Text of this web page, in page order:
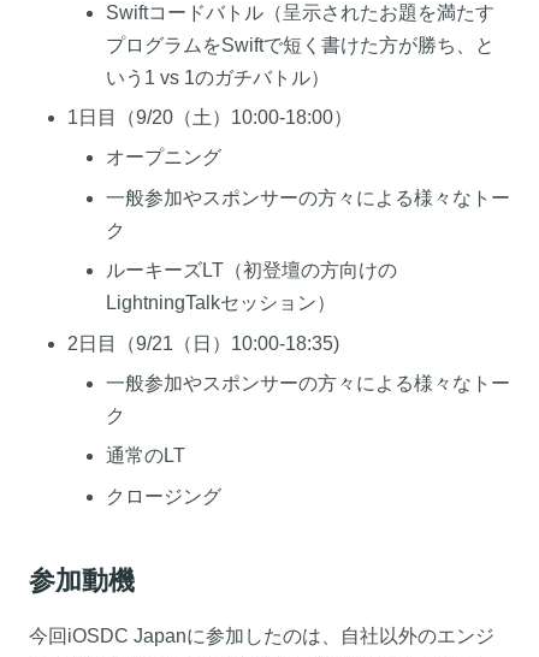
Swiftコードバトル（呈示されたお題を満たす
プログラムをSwiftで短く書けた方が勝ち、と
いう1 vs 1のガチバトル）
1日目（9/20（土）10:00-18:00）
オープニング
一般参加やスポンサーの方々による様々なトー
ク
ルーキーズLT（初登壇の方向けの
LightningTalkセッション）
2日目（9/21（日）10:00-18:35)
一般参加やスポンサーの方々による様々なトー
ク
通常のLT
クロージング
参加動機
今回iOSDC Japanに参加したのは、自社以外のエンジ